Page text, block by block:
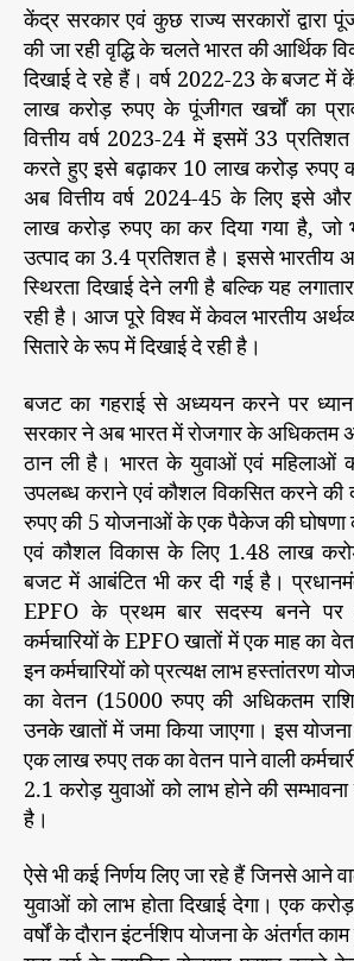
र
नि
र्मि
त
क
र
ने
ए
वं
र्थि
क
को
ग
ति
दे
ने
या
स
या
ग
या
है
केंद्र सरकार एवं कुछ राज्य सरकारों द्वारा
की जा रही वृद्धि के चलते भारत की आर्थिक
दिखाई दे रहे हैं। वर्ष 2022-23 के बजट में
लाख करोड़ रुपए के पूंजीगत खर्चों का
वित्तीय वर्ष 2023-24 में इसमें 33 प्रतिशत
करते हुए इसे बढ़ाकर 10 लाख करोड़ रुपए
अब वित्तीय वर्ष 2024-45 के लिए इसे
लाख करोड़ रुपए का कर दिया गया है,
उत्पाद का 3.4 प्रतिशत है। इससे भारतीय
स्थिरता दिखाई देने लगी है बल्कि यह
रही है। आज पूरे विश्व में केवल भारतीय
सितारे के रूप में दिखाई दे रही है।
बजट का गहराई से अध्ययन करने पर
सरकार ने अब भारत में रोजगार के अधिकतम
ठान ली है। भारत के युवाओं एवं महिलाओं
उपलब्ध कराने एवं कौशल विकसित करने की
रुपए की 5 योजनाओं के एक पैकेज की घोषणा
एवं कौशल विकास के लिए 1.48 लाख
बजट में आबंटित भी कर दी गई है।
EPFO के प्रथम बार सदस्य बनने पर
कर्मचारियों के EPFO खातों में एक माह का
इन कर्मचारियों को प्रत्यक्ष लाभ हस्तांतरण
का वेतन (15000 रुपए की अधिकतम
उनके खातों में जमा किया जाएगा। इस
एक लाख रुपए तक का वेतन पाने वाली
2.1 करोड़ युवाओं को लाभ होने की
है।
ऐसे भी कई निर्णय लिए जा रहे हैं जिनसे आने
युवाओं को लाभ होता दिखाई देगा। एक
वर्षों के दौरान इंटर्नशिप योजना के अंतर्गत